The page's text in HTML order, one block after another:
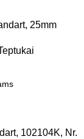
25mm
102104K, Nr.